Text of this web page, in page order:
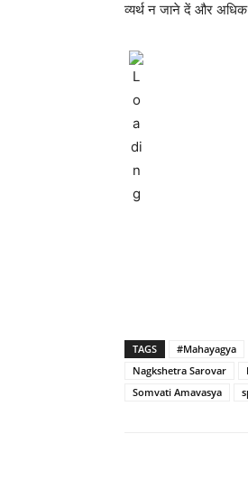
व्यर्थ न जाने दें और
TAGS #Mahayagya
Nagkshetra Sarovar
Somvati Amavasya